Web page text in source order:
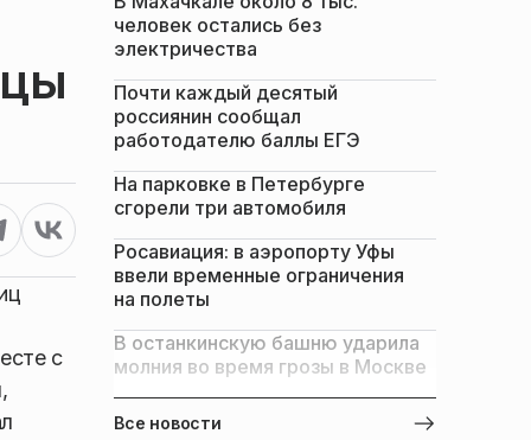
с
человек остались без
электричества
Почти каждый десятый
россиянин сообщал
работодателю баллы ЕГЭ
На парковке в Петербурге
сгорели три автомобиля
Росавиация: в аэропорту Уфы
ввели временные ограничения
на полеты
В останкинскую башню ударила
молния во время грозы в Москве
Все новости